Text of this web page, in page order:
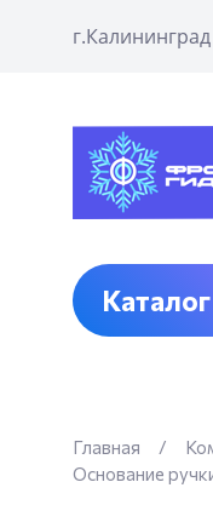
г.Калининград
Каталог
Главная /
Основание